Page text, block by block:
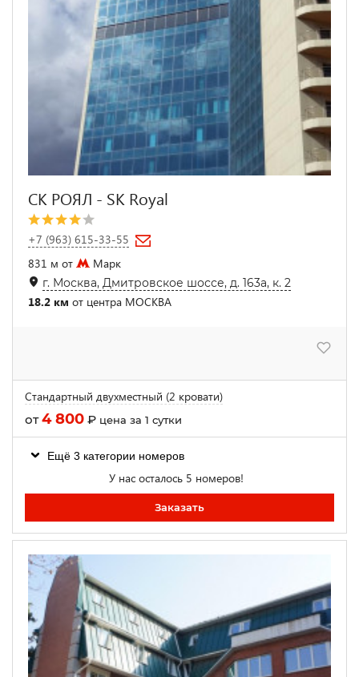
СК РОЯЛ - SK Royal
+7 (963) 615-33-55
831 м от
Марк
г. Москва, Дмитровское шоссе, д. 163а, к. 2
18.2 км от центра МОСКВА
Стандартный двухместный (2 кровати)
от4 800 ₽ цена за 1 сутки
Ещё 3 категории номеров
У нас осталось 5 номеров!
Заказать